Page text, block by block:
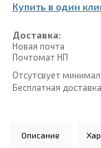
Купить в один
Доставка:
Новая почта
Почтомат НП
Отсутсвует
Бесплатная
Описание